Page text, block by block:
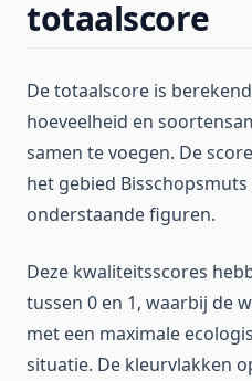
totaalscore
De totaalscore is
hoeveelheid en
samen te voegen. De
het gebied
onderstaande figuren.
Deze kwaliteitsscores
tussen 0 en 1, waarbij de
met een maximale
situatie. De kleurvlakken